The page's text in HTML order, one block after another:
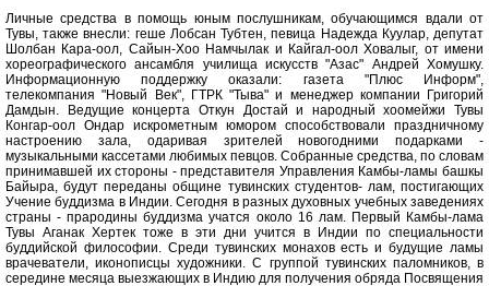
Личные средства в помощь юным послушникам, обучающимся вдали от
Тувы, также внесли: геше Лобсан Тубтен, певица Надежда Куулар, депутат
Шолбан Кара-оол, Сайын-Хоо Намчылак и Кайгал-оол Ховалыг, от имени
хореографического ансамбля училища искусств "Азас" Андрей Хомушку.
Информационную поддержку оказали: газета "Плюс Информ",
телекомпания "Новый Век", ГТРК "Тыва" и менеджер компании Григорий
Дамдын. Ведущие концерта Откун Достай и народный хоомейжи Тувы
Конгар-оол Ондар искрометным юмором способствовали праздничному
настроению зала, одаривая зрителей новогодними подарками -
музыкальными кассетами любимых певцов. Собранные средства, по словам
принимавшей их стороны - представителя Управления Камбы-ламы башкы
Байыра, будут переданы общине тувинских студентов- лам, постигающих
Учение буддизма в Индии. Сегодня в разных духовных учебных заведениях
страны - прародины буддизма учатся около 16 лам. Первый Камбы-лама
Тувы Аганак Хертек тоже в эти дни учится в Индии по специальности
буддийской философии. Среди тувинских монахов есть и будущие ламы
врачеватели, иконописцы художники. С группой тувинских паломников, в
середине месяца выезжающих в Индию для получения обряда Посвящения